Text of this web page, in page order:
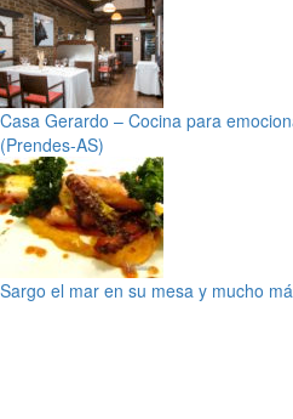
Casa Gerardo – Cocina para
(Prendes-AS)
Sargo el mar en su mesa y mucho